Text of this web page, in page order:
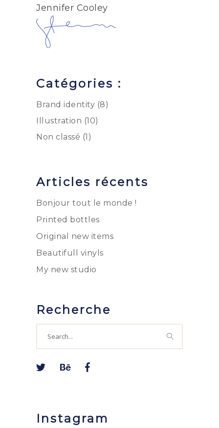
Jennifer Cooley
Catégories :
Brand identity (8)
Illustration (10)
Non classé (1)
Articles récents
Bonjour tout le monde !
Printed bottles
Original new items
Beautifull vinyls
My new studio
Recherche
Instagram